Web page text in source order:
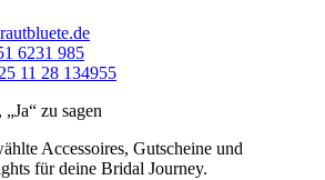
6231 985
zu sagen
Accessoires, Gutscheine und
für deine Bridal Journey.